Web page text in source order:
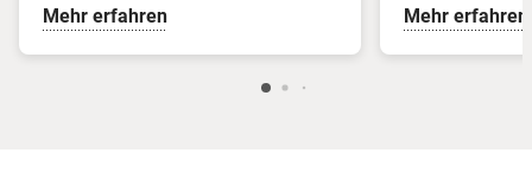
Mehr erfahren Mehr erfahren